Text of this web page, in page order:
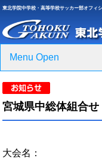
東北学院中学校・高等学校サッカー部オフィ
Menu Open
宮城県中総体組合
大会名：